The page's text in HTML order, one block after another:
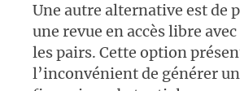
Une autre alternative est de
une revue en accès libre
les pairs. Cette option
l’inconvénient de générer